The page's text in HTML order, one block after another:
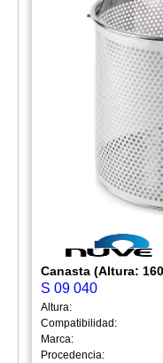
Canasta (Altura:
S 09 040
Altura:
Compatibilidad:
Marca:
Procedencia: